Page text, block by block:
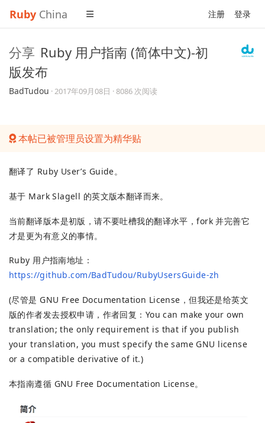
Ruby China 注册 登录
分享 Ruby 用户指南 (简体中文)-初
版发布
BadTudou ·2017年09月08日 · 8086 次阅读
本帖已被管理员设置为精华贴
翻译了 Ruby User’s Guide。
基于 Mark Slagell 的英文版本翻译而来。
当前翻译版本是初版，请不要吐槽我的翻译水平，fork 并完善它
才是更为有意义的事情。
Ruby 用户指南地址：
https://github.com/BadTudou/RubyUsersGuide-zh
(尽管是 GNU Free Documentation License，但我还是给英文
版的作者发去授权申请，作者回复：You can make your own
translation; the only requirement is that if you publish
your translation, you must specify the same GNU license
or a compatible derivative of it.)
本指南遵循 GNU Free Documentation License。